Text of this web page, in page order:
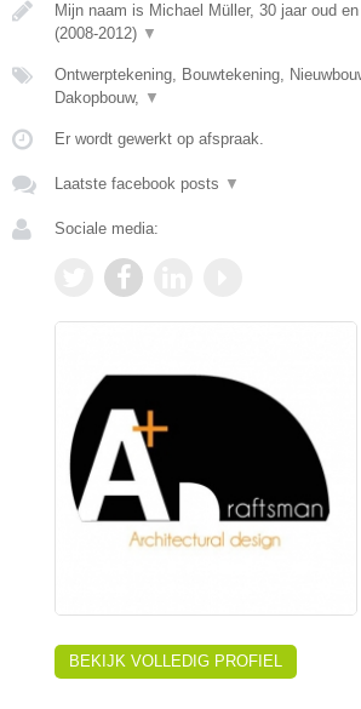
Mijn naam is Michael Müller, 30 jaar oud
(2008-2012) ▼
Ontwerptekening, Bouwtekening,
Dakopbouw, ▼
Er wordt gewerkt op afspraak.
Laatste facebook posts ▼
Sociale media:
BEKIJK VOLLEDIG PROFIEL